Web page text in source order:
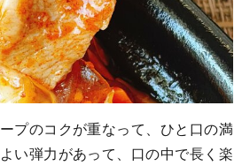
プのコクが重なって、ひと口の満
い弾力があって、口の中で長く楽